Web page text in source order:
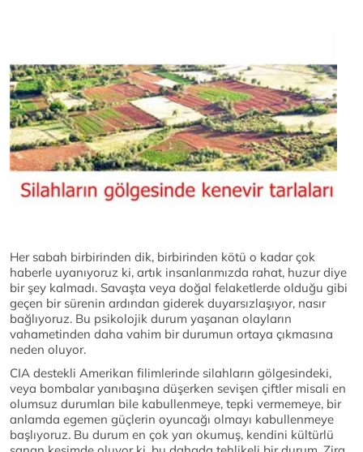
Her sabah birbirinden dik, birbirinden kötü o kadar çok
haberle uyanıyoruz ki, artık insanlarımızda rahat, huzur diye
bir şey kalmadı. Savaşta veya doğal felaketlerde olduğu gibi
geçen bir sürenin ardından giderek duyarsızlaşıyor, nasır
bağlıyoruz. Bu psikolojik durum yaşanan olayların
vahametinden daha vahim bir durumun ortaya çıkmasına
neden oluyor.
CIA destekli Amerikan filimlerinde silahların gölgesindeki,
veya bombalar yanıbaşına düşerken sevişen çiftler misali en
olumsuz durumları bile kabullenmeye, tepki vermemeye, bir
anlamda egemen güçlerin oyuncağı olmayı kabullenmeye
başlıyoruz. Bu durum en çok yarı okumuş, kendini kültürlü